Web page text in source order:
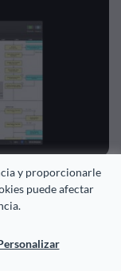
y proporcionarle
puede afectar
por el Grupo
y
iPads,